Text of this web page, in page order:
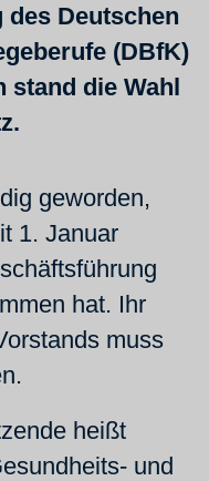
Deutschen
(DBfK)
stand die Wahl
geworden,
1. Januar
hat. Ihr
muss
heißt
und